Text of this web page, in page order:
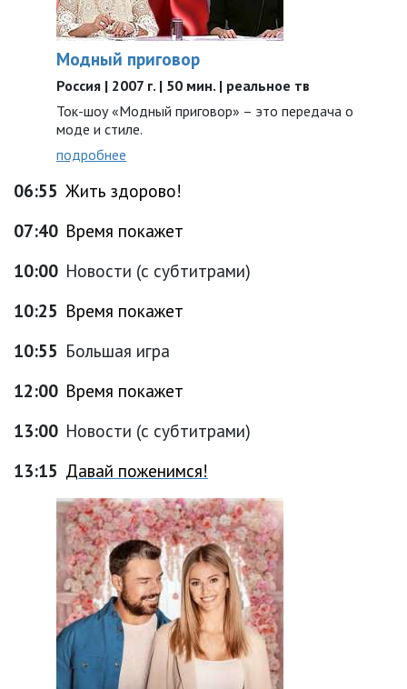
Модный приговор
Россия | 2007 г. | 50 мин. | реальное тв
Ток-шоу «Модный приговор» – это передача о
моде и стиле.
подробнее
06:55 Жить здорово!
07:40 Время покажет
10:00 Новости (с субтитрами)
10:25 Время покажет
10:55 Большая игра
12:00 Время покажет
13:00 Новости (с субтитрами)
13:15 Давай поженимся!